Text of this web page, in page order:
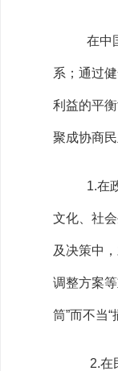
在中
系；通过
利益的平
聚成协商民
1.在
文化、社
及决策中
调整方案
筒”而不当“
2.在